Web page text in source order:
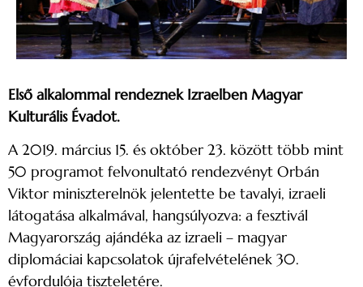
Első alkalommal rendeznek Izraelben Magyar
Kulturális Évadot.
A 2019. március 15. és október 23. között több mint
50 programot felvonultató rendezvényt Orbán
Viktor miniszterelnök jelentette be tavalyi, izraeli
látogatása alkalmával, hangsúlyozva: a fesztivál
Magyarország ajándéka az izraeli – magyar
diplomáciai kapcsolatok újrafelvételének 30.
évfordulója tiszteletére.